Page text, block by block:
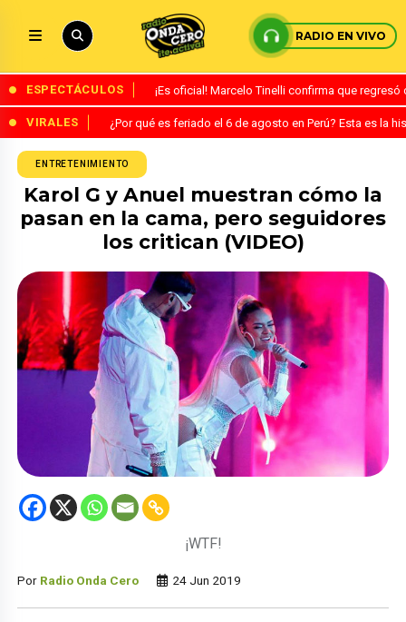
RADIO EN VIVO
ESPECTÁCULOS ¡Es oficial! Marcelo Tinelli confirma que
VIRALES ¿Por qué es feriado el 6 de agosto en Perú? Esta es la
ENTRETENIMIENTO
Karol G y Anuel muestran cómo la
pasan en la cama, pero seguidores
los critican (VIDEO)
¡WTF!
Por Radio Onda Cero 24 Jun 2019